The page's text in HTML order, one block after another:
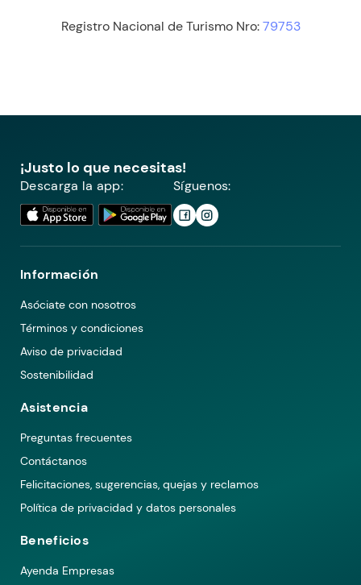
Registro Nacional de Turismo Nro: 79753
¡Justo lo que necesitas!
Descarga la app: Síguenos:
Información
Asóciate con nosotros
Términos y condiciones
Aviso de privacidad
Sostenibilidad
Asistencia
Preguntas frecuentes
Contáctanos
Felicitaciones, sugerencias, quejas y reclamos
Política de privacidad y datos personales
Beneficios
Ayenda Empresas